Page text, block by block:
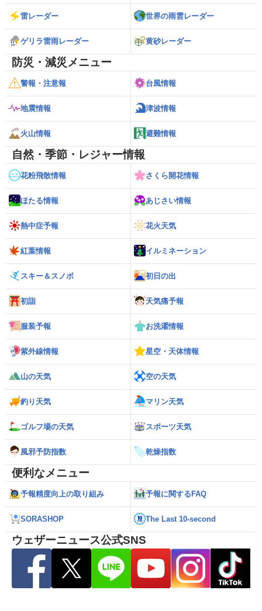
雷レーダー 世界の雨雲レーダー
ゲリラ雷雨レーダー 黄砂レーダー
防災・減災メニュー
警報・注意報 台風情報
地震情報 津波情報
火山情報 避難情報
自然・季節・レジャー情報
花粉飛散情報 さくら開花情報
ほたる情報 あじさい情報
熱中症予報 花火天気
紅葉情報 イルミネーション
スキー＆スノボ 初日の出
初詣 天気痛予報
服装予報 お洗濯情報
紫外線情報 星空・天体情報
山の天気 空の天気
釣り天気 マリン天気
ゴルフ場の天気 スポーツ天気
風邪予防指数 乾燥指数
便利なメニュー
予報精度向上の取り組み 予報に関するFAQ
SORASHOP The Last 10-second
ウェザーニュース公式SNS